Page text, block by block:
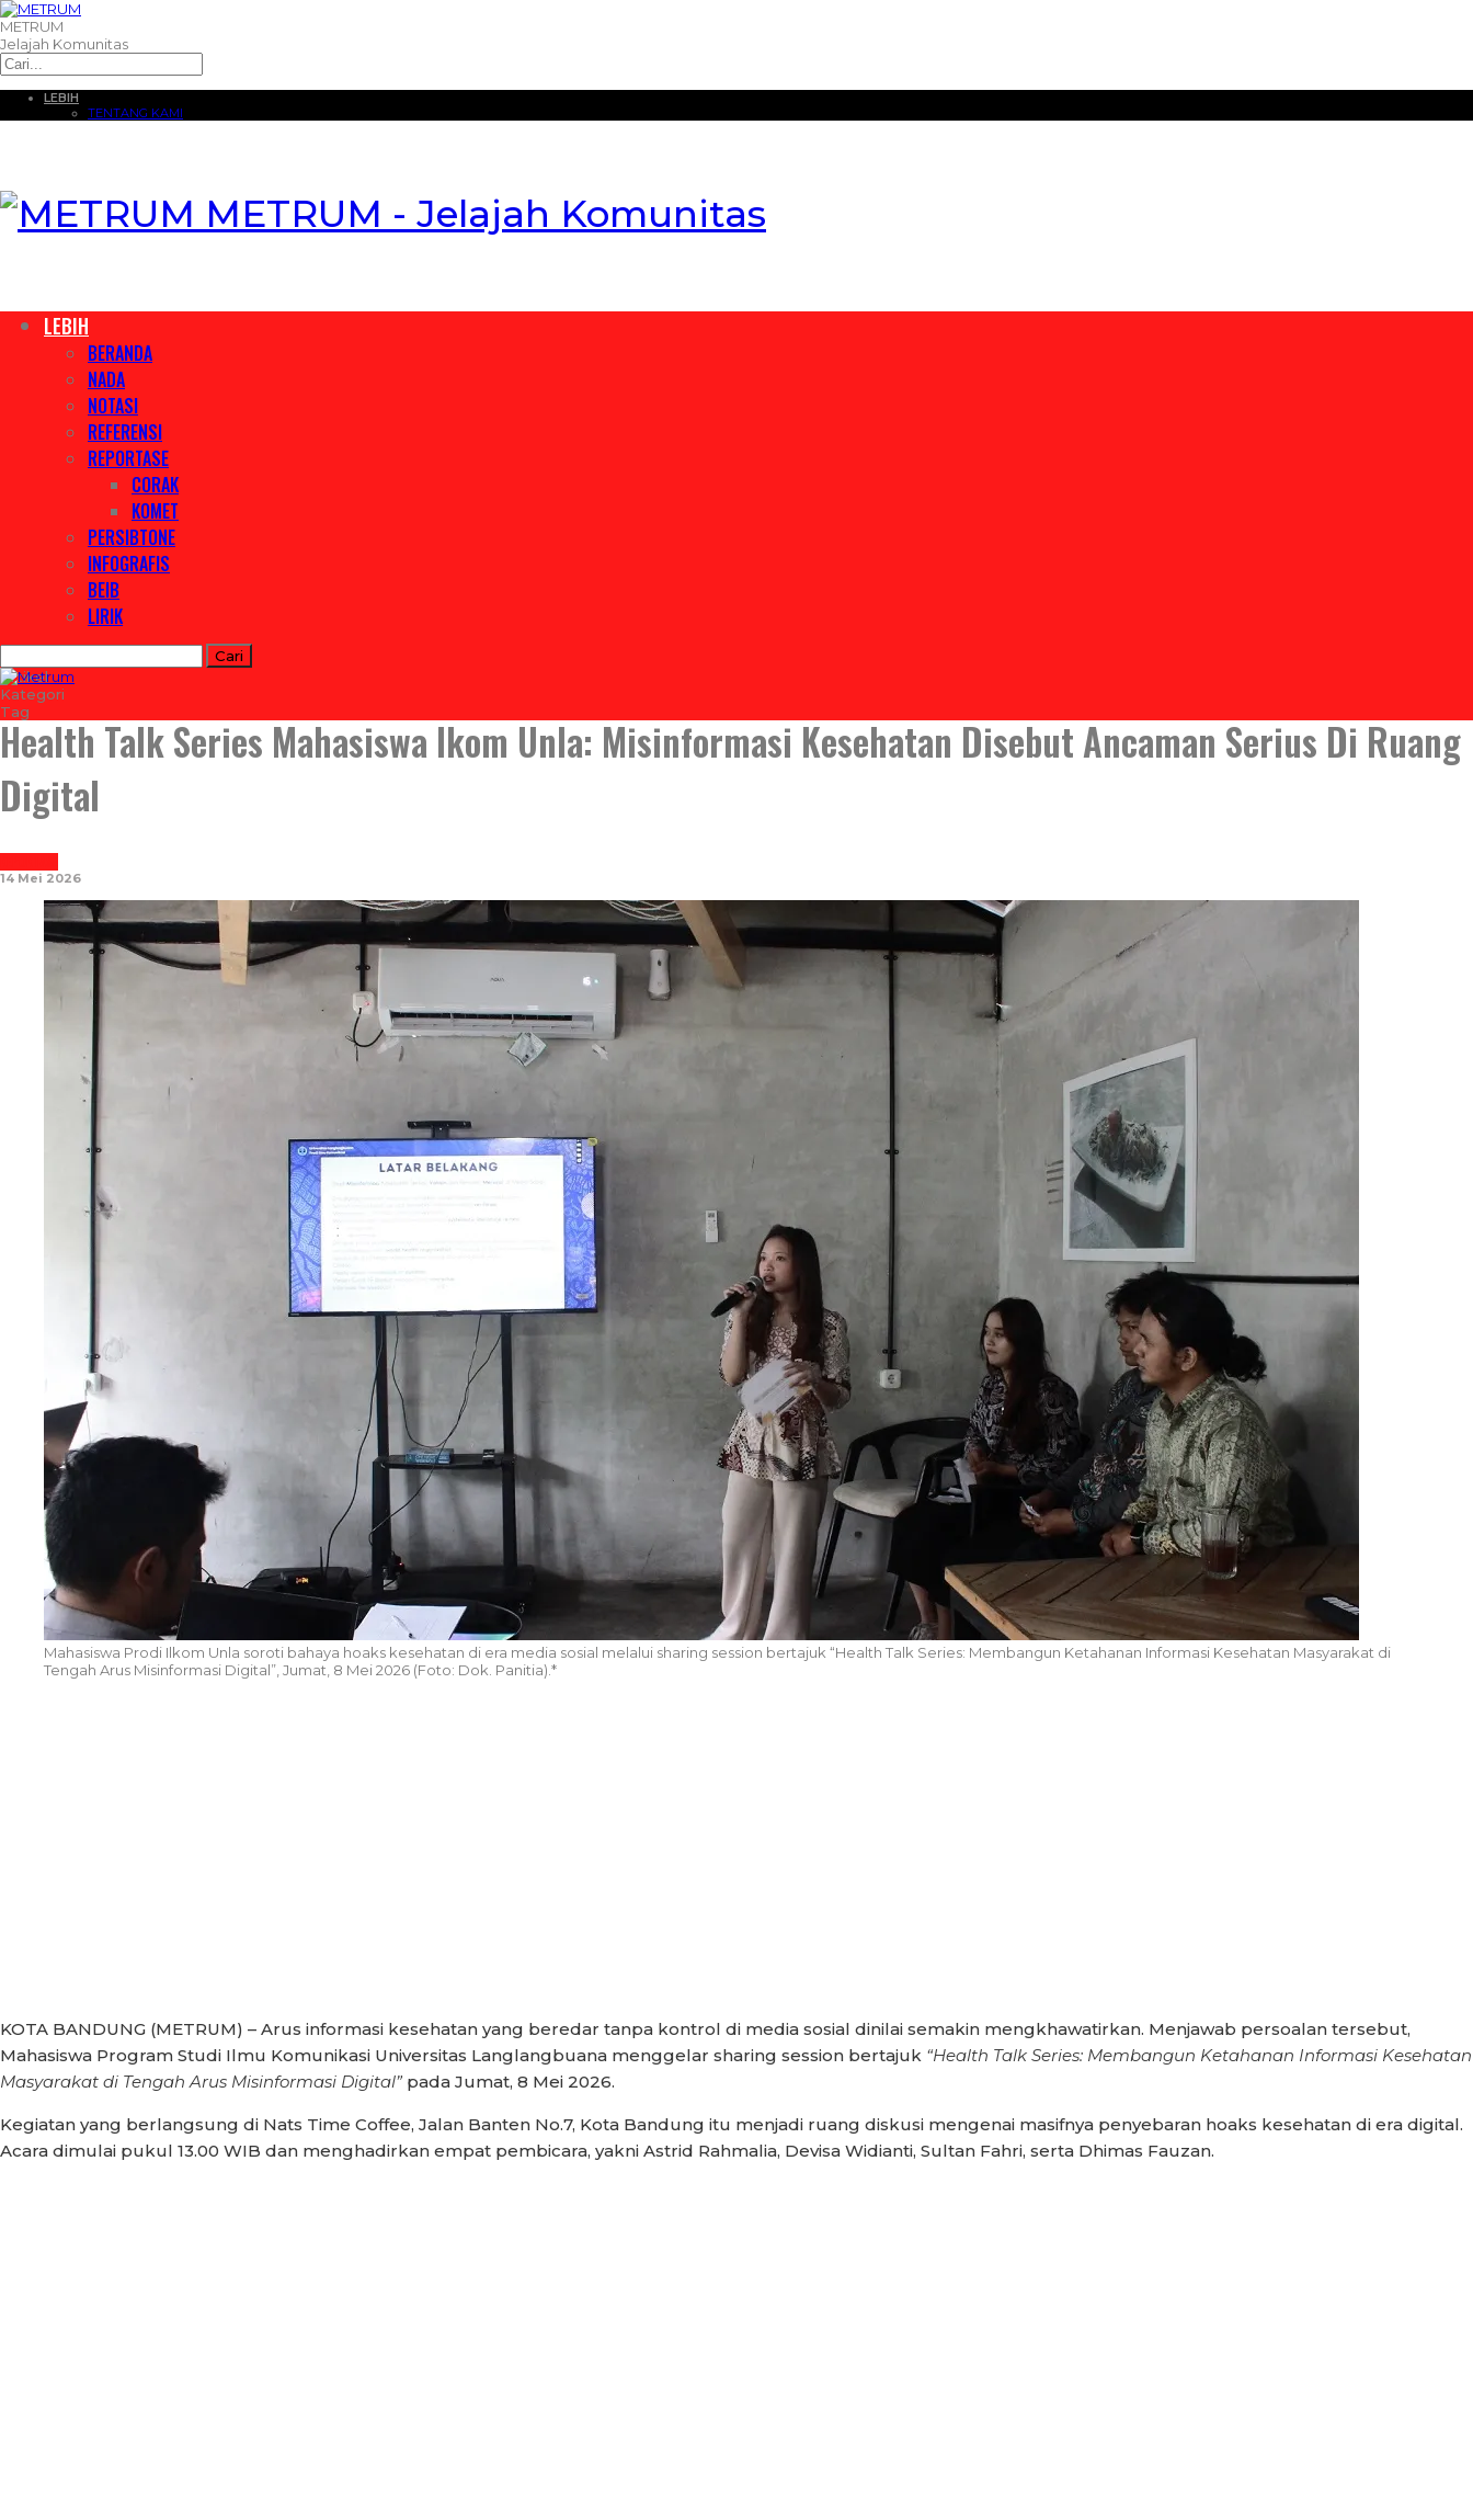
METRUM
Jelajah Komunitas
LEBIH
TENTANG KAMI
METRUM - Jelajah Komunitas
LEBIH
BERANDA
NADA
NOTASI
REFERENSI
REPORTASE
CORAK
KOMET
PERSIBTONE
INFOGRAFIS
BEIB
LIRIK
Artikel
Kategori
Tag
Health Talk Series Mahasiswa Ikom Unla: Misinformasi Kesehatan Disebut Ancaman Serius Di Ruang
Digital
14 Mei 2026
Mahasiswa Prodi Ilkom Unla soroti bahaya hoaks kesehatan di era media sosial melalui sharing session bertajuk “Health Talk Series: Membangun Ketahanan Informasi Kesehatan Masyarakat di
Tengah Arus Misinformasi Digital”, Jumat, 8 Mei 2026 (Foto: Dok. Panitia).*
KOTA BANDUNG (METRUM) – Arus informasi kesehatan yang beredar tanpa kontrol di media sosial dinilai semakin mengkhawatirkan. Menjawab persoalan tersebut,
Mahasiswa Program Studi Ilmu Komunikasi Universitas Langlangbuana menggelar sharing session bertajuk “Health Talk Series: Membangun Ketahanan Informasi Kesehatan
Masyarakat di Tengah Arus Misinformasi Digital” pada Jumat, 8 Mei 2026.
Kegiatan yang berlangsung di Nats Time Coffee, Jalan Banten No.7, Kota Bandung itu menjadi ruang diskusi mengenai masifnya penyebaran hoaks kesehatan di era digital.
Acara dimulai pukul 13.00 WIB dan menghadirkan empat pembicara, yakni Astrid Rahmalia, Devisa Widianti, Sultan Fahri, serta Dhimas Fauzan.